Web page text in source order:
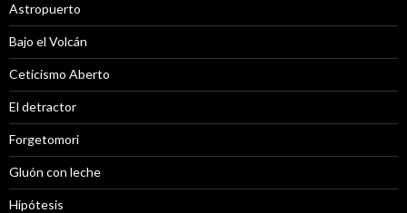
Astropuerto
Bajo el Volcán
Ceticismo Aberto
El detractor
Forgetomori
Gluón con leche
Hipótesis